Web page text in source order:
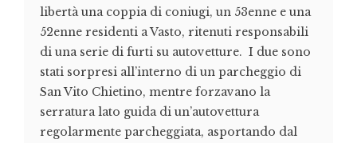
libertà una coppia di coniugi, un 53enne e una
52enne residenti a Vasto, ritenuti responsabili
di una serie di furti su autovetture. I due sono
stati sorpresi all’interno di un parcheggio di
San Vito Chietino, mentre forzavano la
serratura lato guida di un’autovettura
regolarmente parcheggiata, asportando dal